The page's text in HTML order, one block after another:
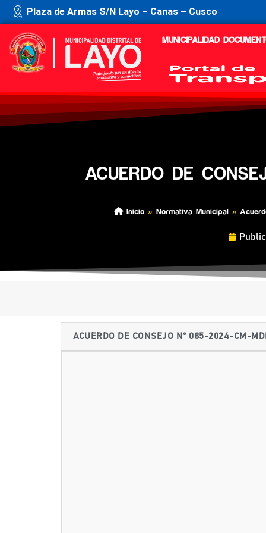
Plaza de Armas S/N Layo – Canas – Cusco
MUNICIPALIDAD
ACUERDO DE
Inicio » Normativa Municipal »
ACUERDO DE CONSEJO N° 085-2024-CM-